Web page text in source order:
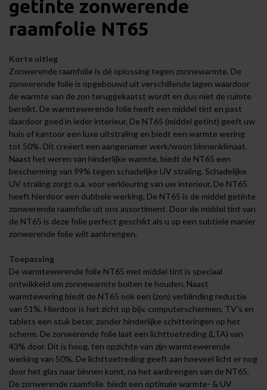
getinte zonwerende
raamfolie NT65
Korte uitleg
Zonwerende raamfolie is dé oplossing tegen zonnewarmte. De
zonwerende folie is opgebouwd uit verschillende lagen waardoor
de warmte van de zon teruggekaatst wordt en dus niet de ruimte
bereikt. De warmtewerende folie heeft een middel tint en past
daardoor goed in ieder interieur. De NT65 (middel getint) geeft uw
huis of kantoor een luxe uitstraling en biedt een warmte wering
tot 50%. Dit creëert een aangenamer werk/woon binnenklimaat.
Naast het weren van hinderlijke warmte, biedt de NT65 een
bescherming van 99% tegen schadelijke UV straling. Schadelijke
UV straling zorgt o.a. voor verkleuring van uw interieur. De NT65
heeft hierdoor een dubbele werking. De NT65 is de middel getinte
zonwerende raamfolie uit ons assortiment. Door de middel tint van
de NT65 is deze folie perfect geschikt als u op een subtiele manier
zonwerende folie wilt aanbrengen.
Toepassing
De warmtewerende folie NT65 met middel tint is speciaal
ontwikkeld om zonnewarmte buiten te houden. Naast
warmtewering biedt de NT65 ook een (zon) verblinding reductie
van 51%. Hierdoor is het zicht op bijv. computerschermen, TV’s en
tablets een stuk beter, zonder hinderlijke schitteringen op het
scherm. De zonwerende folie laat een lichttoetreding (LTA) van
43% door. Dit is hoog, ten opzichte van zijn warmtewerende
werking van 50%. De lichttoetreding geeft aan hoeveel licht er nog
door het glas naar binnen komt, na het aanbrengen van de NT65.
De zonwerende raamfolie biedt een optimale warmte- & UV